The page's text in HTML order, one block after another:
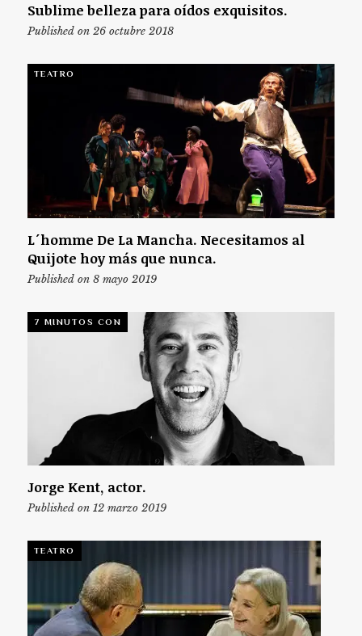
Sublime belleza para oídos exquisitos.
Published on 26 octubre 2018
TEATRO
L´homme De La Mancha. Necesitamos al
Quijote hoy más que nunca.
Published on 8 mayo 2019
7 MINUTOS CON
Jorge Kent, actor.
Published on 12 marzo 2019
TEATRO